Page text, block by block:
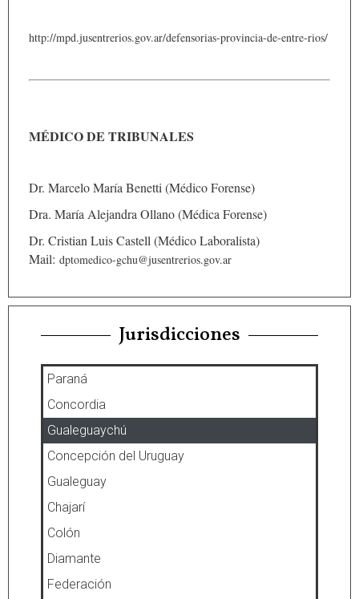
http://mpd.jusentrerios.gov.ar/defensorias-provincia-de-entre-rios/
MÉDICO DE TRIBUNALES
Dr. Marcelo María Benetti (Médico Forense)
Dra. María Alejandra Ollano (Médica Forense)
Dr. Cristian Luis Castell (Médico Laboralista)
Mail: dptomedico-gchu@jusentrerios.gov.ar
Jurisdicciones
Paraná
Concordia
Gualeguaychú
Concepción del Uruguay
Gualeguay
Chajarí
Colón
Diamante
Federación